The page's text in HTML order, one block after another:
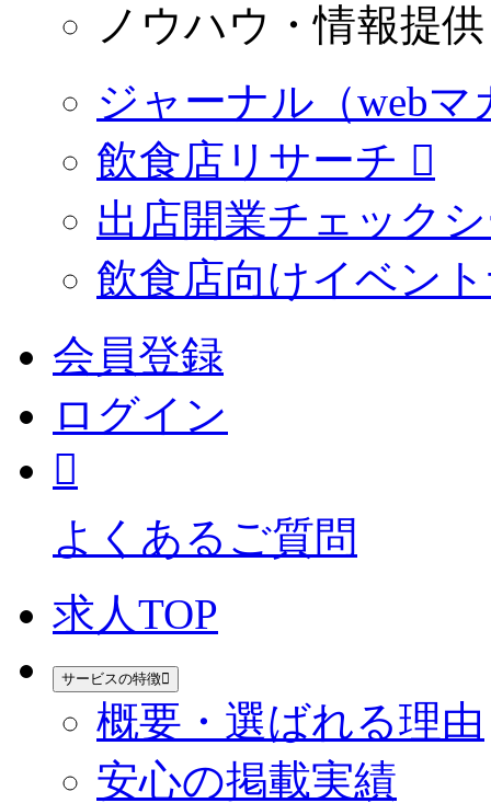
ノウハウ・情報提供
ジャーナル（webマ
飲食店リサーチ
出店開業チェック
飲食店向けイベン
会員登録
ログイン
よくあるご質問
求人TOP
サービスの特徴
概要・選ばれる理由
安心の掲載実績